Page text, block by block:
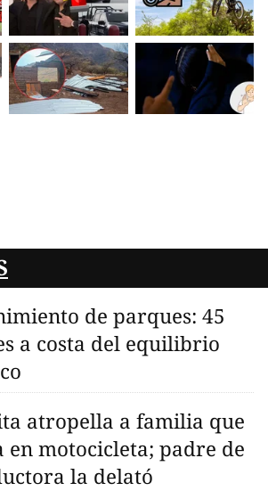
de parques: 45
a costa del equilibrio
atropella a familia que
en motocicleta; padre de
la delató